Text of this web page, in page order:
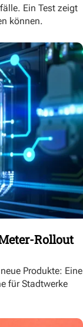
Ein Test zeigt
können.
Rollout
Produkte: Eine
für Stadtwerke